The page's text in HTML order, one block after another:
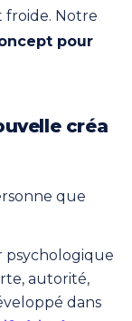
froide. Notre
pour
créa
que
psychologique
autorité,
dans